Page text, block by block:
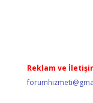
Reklam ve